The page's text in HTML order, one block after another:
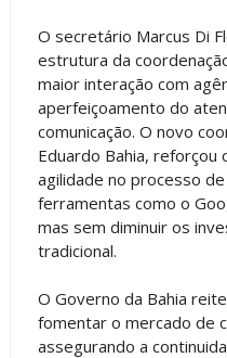
O secretário Marcus Di
estrutura da
maior interação com
aperfeiçoamento do
comunicação. O novo
Eduardo Bahia, reforçou
agilidade no processo
ferramentas como o
mas sem diminuir os
tradicional.
O Governo da Bahia
fomentar o mercado de
assegurando a